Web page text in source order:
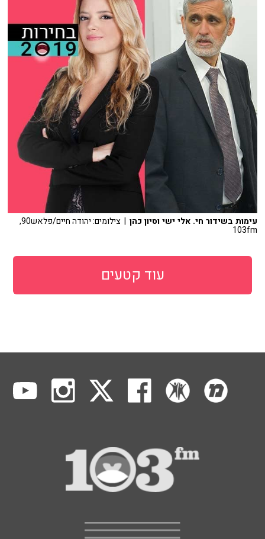
עימות בשידור חי. אלי ישי וסיון כהן | צילומים: יהודה חיים/פלאש90,
103fm
עוד קטעים